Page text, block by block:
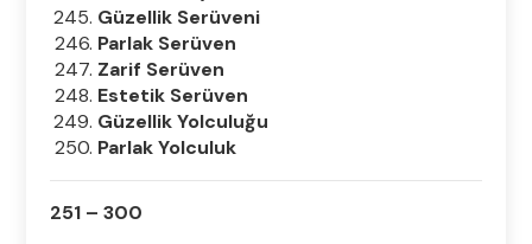
Güzellik Serüveni
Parlak Serüven
Zarif Serüven
Estetik Serüven
Güzellik Yolculuğu
Parlak Yolculuk
251 – 300